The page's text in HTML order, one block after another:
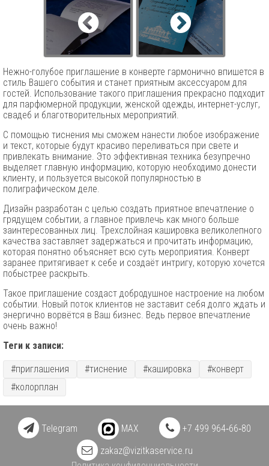
Нежно-голубое приглашение в конверте гармонично впишется в
стиль Вашего события и станет приятным аксессуаром для
гостей. Использование такого приглашения прекрасно подходит
для парфюмерной продукции, женской одежды, интернет-услуг,
свадеб и благотворительных мероприятий.
С помощью тиснения мы сможем нанести любое изображение
и текст, которые будут красиво переливаться при свете и
привлекать внимание. Это эффективная техника безупречно
выделяет главную информацию, которую необходимо донести
клиенту, и пользуется высокой популярностью в
полиграфическом деле.
Дизайн разработан с целью создать приятное впечатление о
грядущем событии, а главное привлечь как много больше
заинтересованных лиц. Трехслойная кашировка великолепного
качества заставляет задержаться и прочитать информацию,
которая понятно объясняет всю суть мероприятия. Конверт
заранее притягивает к себе и создаёт интригу, которую хочется
побыстрее раскрыть.
Такое приглашение создаст добродушное настроение на любом
событии. Новый поток клиентов не заставит себя долго ждать и
энергично ворвётся в Ваш бизнес. Ведь первое впечатление
очень важно!
Теги к записи:
#приглашения #тиснение #кашировка
#конверт
#колорплан
Telegram MAX
+7 499 964‑66‑80
zakaz@vizitkaservice.ru